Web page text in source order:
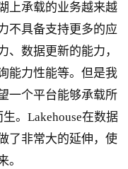
上承载的业务越来越
不具备支持更多的应
、数据更新的能力，
能力性能等。但是我
一个平台能够承载所
。Lakehouse在数据
了非常大的延伸，使
。